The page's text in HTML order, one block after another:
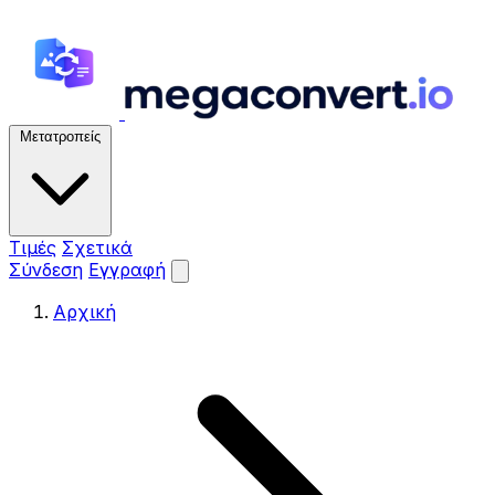
Μετατροπείς
Τιμές Σχετικά
Σύνδεση Εγγραφή
Αρχική